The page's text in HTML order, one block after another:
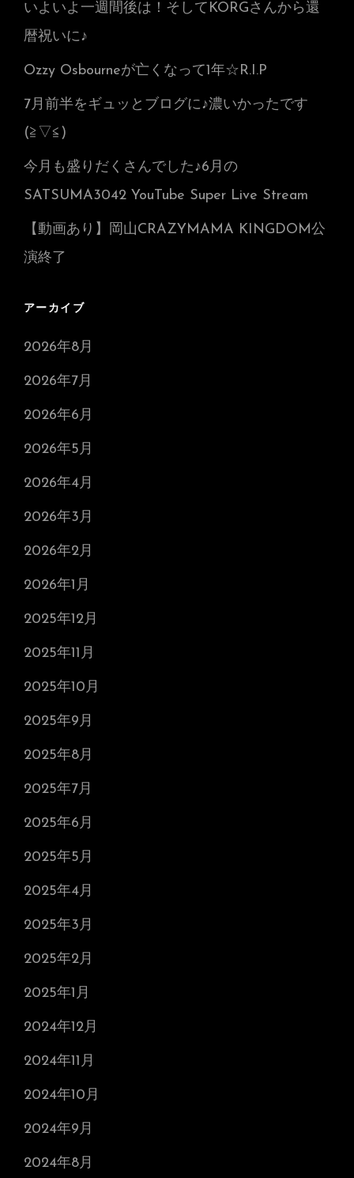
いよいよ一週間後は！そしてKORGさんから還
暦祝いに♪
Ozzy Osbourneが亡くなって1年☆R.I.P
7月前半をギュッとブログに♪濃いかったです
(≧▽≦)
今月も盛りだくさんでした♪6月の
SATSUMA3042 YouTube Super Live Stream
【動画あり】岡山CRAZYMAMA KINGDOM公
演終了
アーカイブ
2026年8月
2026年7月
2026年6月
2026年5月
2026年4月
2026年3月
2026年2月
2026年1月
2025年12月
2025年11月
2025年10月
2025年9月
2025年8月
2025年7月
2025年6月
2025年5月
2025年4月
2025年3月
2025年2月
2025年1月
2024年12月
2024年11月
2024年10月
2024年9月
2024年8月